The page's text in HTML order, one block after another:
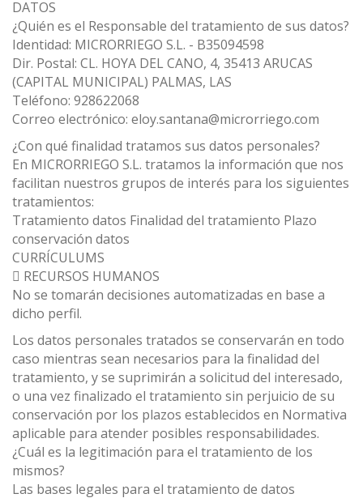
DATOS
¿Quién es el Responsable del tratamiento de sus datos?
Identidad: MICRORRIEGO S.L. - B35094598
Dir. Postal: CL. HOYA DEL CANO, 4, 35413 ARUCAS
(CAPITAL MUNICIPAL) PALMAS, LAS
Teléfono: 928622068
Correo electrónico: eloy.santana@microrriego.com
¿Con qué finalidad tratamos sus datos personales?
En MICRORRIEGO S.L. tratamos la información que nos
facilitan nuestros grupos de interés para los siguientes
tratamientos:
Tratamiento datos Finalidad del tratamiento Plazo
conservación datos
CURRÍCULUMS
 RECURSOS HUMANOS
No se tomarán decisiones automatizadas en base a
dicho perfil.
Los datos personales tratados se conservarán en todo
caso mientras sean necesarios para la finalidad del
tratamiento, y se suprimirán a solicitud del interesado,
o una vez finalizado el tratamiento sin perjuicio de su
conservación por los plazos establecidos en Normativa
aplicable para atender posibles responsabilidades.
¿Cuál es la legitimación para el tratamiento de los
mismos?
Las bases legales para el tratamiento de datos